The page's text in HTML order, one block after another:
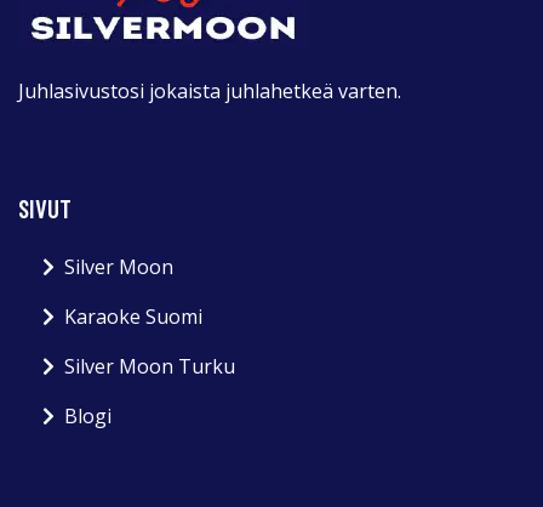
Juhlasivustosi jokaista juhlahetkeä varten.
SIVUT
Silver Moon
Karaoke Suomi
Silver Moon Turku
Blogi